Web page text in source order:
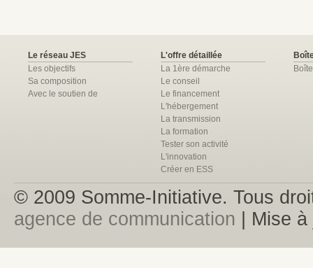
Le réseau JES
Les objectifs
Sa composition
Avec le soutien de
L'offre détaillée
La 1ère démarche
Le conseil
Le financement
L'hébergement
La transmission
La formation
Tester son activité
L'innovation
Créer en ESS
© 2009 Somme-Initiative. Tous
agence de communication | Mise